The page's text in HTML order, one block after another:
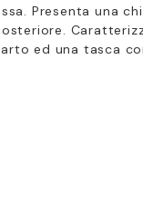
Presenta una
ed una tasca